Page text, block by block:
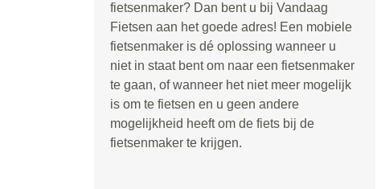
fietsenmaker? Dan bent u bij Vandaag
Fietsen aan het goede adres! Een mobiele
fietsenmaker is dé oplossing wanneer u
niet in staat bent om naar een fietsenmaker
te gaan, of wanneer het niet meer mogelijk
is om te fietsen en u geen andere
mogelijkheid heeft om de fiets bij de
fietsenmaker te krijgen.